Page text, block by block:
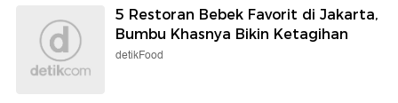
5 Restoran Bebek Favorit di Jakarta,
Bumbu Khasnya Bikin Ketagihan
detikFood